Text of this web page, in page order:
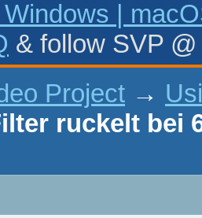
|
& follow SVP
Project →
ruckelt bei